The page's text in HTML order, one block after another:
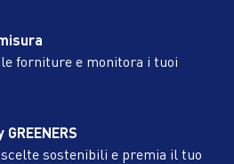
forniture e monitora i tuoi
sostenibili e premia il tuo